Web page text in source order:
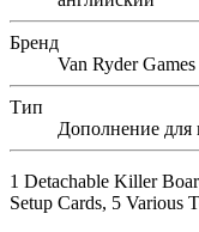
Бренд
Van Ryder Games
Тип
Дополнение для
1 Detachable Killer
Setup Cards, 5 Various